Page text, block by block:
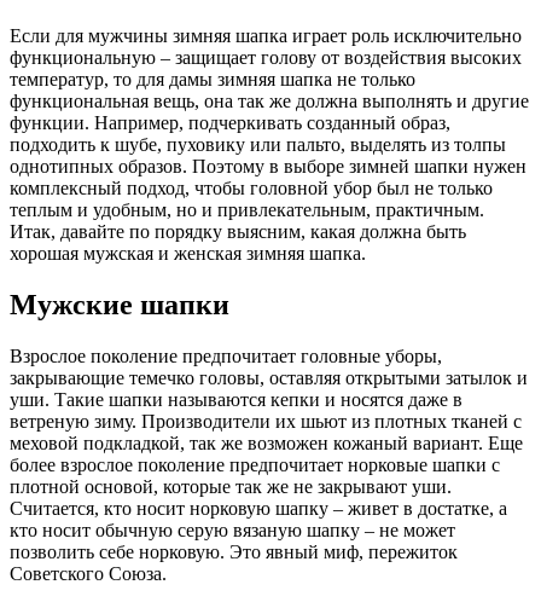
Если для мужчины зимняя шапка играет роль исключительно
функциональную – защищает голову от воздействия высоких
температур, то для дамы зимняя шапка не только
функциональная вещь, она так же должна выполнять и другие
функции. Например, подчеркивать созданный образ,
подходить к шубе, пуховику или пальто, выделять из толпы
однотипных образов. Поэтому в выборе зимней шапки нужен
комплексный подход, чтобы головной убор был не только
теплым и удобным, но и привлекательным, практичным.
Итак, давайте по порядку выясним, какая должна быть
хорошая мужская и женская зимняя шапка.
Мужские шапки
Взрослое поколение предпочитает головные уборы,
закрывающие темечко головы, оставляя открытыми затылок и
уши. Такие шапки называются кепки и носятся даже в
ветреную зиму. Производители их шьют из плотных тканей с
меховой подкладкой, так же возможен кожаный вариант. Еще
более взрослое поколение предпочитает норковые шапки с
плотной основой, которые так же не закрывают уши.
Считается, кто носит норковую шапку – живет в достатке, а
кто носит обычную серую вязаную шапку – не может
позволить себе норковую. Это явный миф, пережиток
Советского Союза.